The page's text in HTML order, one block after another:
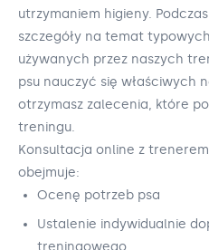
utrzymaniem higieny.
szczegóły na temat
używanych przez naszych
psu nauczyć się właściwych
otrzymasz zalecenia, które
treningu.
Konsultacja online z
obejmuje:
Ocenę potrzeb psa
Ustalenie indywidualnie
treningowego